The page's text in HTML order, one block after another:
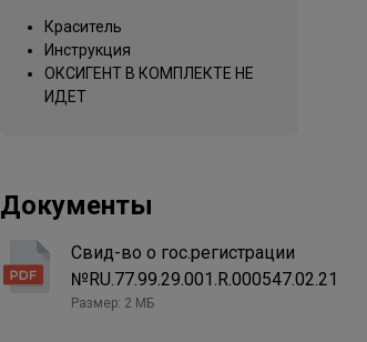
Краситель
Инструкция
ОКСИГЕНТ В КОМПЛЕКТЕ НЕ
ИДЕТ
Документы
Свид-во о гос.регистрации
№RU.77.99.29.001.R.000547.02.21
Размер: 2 МБ